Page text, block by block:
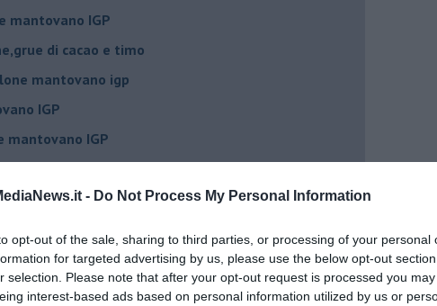
- Do Not Process My Personal Information
opt-out of the sale, sharing to third parties, or processing of your personal
for targeted advertising by us, please use the below opt-out
selection. Please note that after your opt-out request is processed you may
interest-based ads based on personal information utilized by us or
mantovano IGP
di cacao e timo
mantovano igp
IGP
mantovano IGP
scampi e timo
piccante
e mandorle
al tabasco